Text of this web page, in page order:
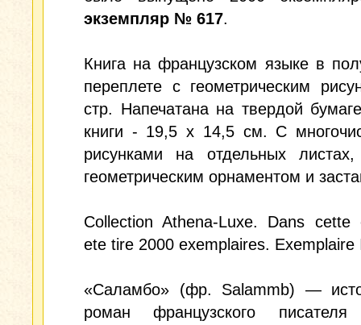
экземпляр № 617.
Книга на французском языке в
переплете с геометрическим
стр. Напечатана на твердой
книги - 19,5 х 14,5 см. С
рисунками на отдельных
геометрическим орнаментом и
Collection Athena-Luxe. Dans cette
ete tire 2000 exemplaires.
«Саламбо» (фр. Salammb) —
роман французского писателя